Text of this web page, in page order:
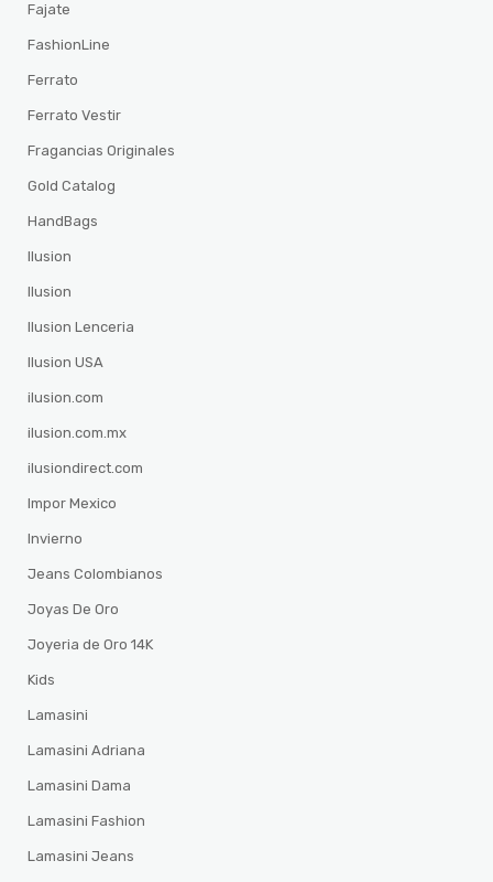
Fajate
FashionLine
Ferrato
Ferrato Vestir
Fragancias Originales
Gold Catalog
HandBags
Ilusion
Ilusion
Ilusion Lenceria
Ilusion USA
ilusion.com
ilusion.com.mx
ilusiondirect.com
Impor Mexico
Invierno
Jeans Colombianos
Joyas De Oro
Joyeria de Oro 14K
Kids
Lamasini
Lamasini Adriana
Lamasini Dama
Lamasini Fashion
Lamasini Jeans